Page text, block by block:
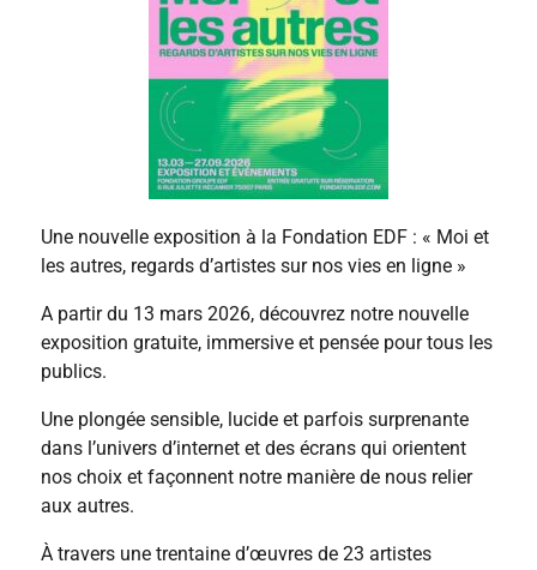
Une nouvelle exposition à la Fondation EDF : « Moi et
les autres, regards d’artistes sur nos vies en ligne »
A partir du 13 mars 2026, découvrez notre nouvelle
exposition gratuite, immersive et pensée pour tous les
publics.
Une plongée sensible, lucide et parfois surprenante
dans l’univers d’internet et des écrans qui orientent
nos choix et façonnent notre manière de nous relier
aux autres.
À travers une trentaine d’œuvres de 23 artistes